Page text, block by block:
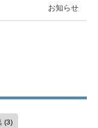
お知らせ
(3)